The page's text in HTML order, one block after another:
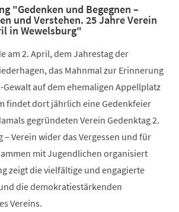
"Gedenken und Begegnen –
und Verstehen. 25 Jahre Verein
in Wewelsburg"
am 2. April, dem Jahrestag der
das Mahnmal zur Erinnerung
Gewalt auf dem ehemaligen Appellplatz
findet dort jährlich eine Gedenkfeier
gegründeten Verein Gedenktag 2.
Verein wider das Vergessen und für
mit Jugendlichen organisiert
zeigt die vielfältige und engagierte
die demokratiestärkenden
Vereins.